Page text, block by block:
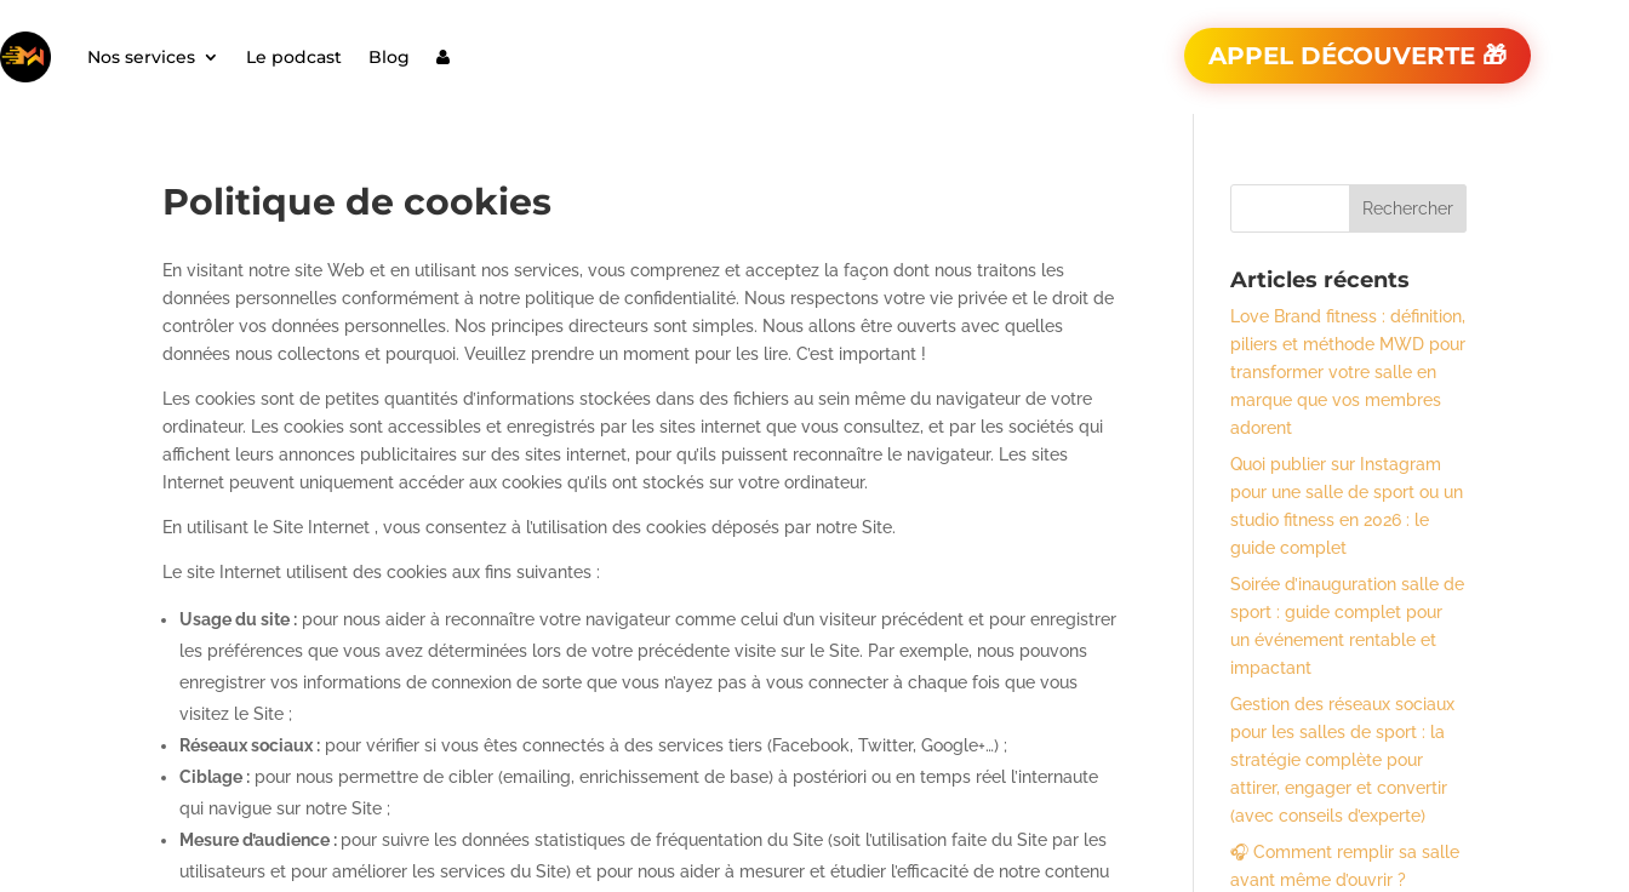
Nos services Le podcast Blog APPEL DÉCOUVERTE 🎁
Politique de cookies
En visitant notre site Web et en utilisant nos services, vous comprenez et acceptez la façon dont nous traitons les
données personnelles conformément à notre politique de confidentialité. Nous respectons votre vie privée et le droit de
contrôler vos données personnelles. Nos principes directeurs sont simples. Nous allons être ouverts avec quelles
données nous collectons et pourquoi. Veuillez prendre un moment pour les lire. C’est important !
Les cookies sont de petites quantités d’informations stockées dans des fichiers au sein même du navigateur de votre
ordinateur. Les cookies sont accessibles et enregistrés par les sites internet que vous consultez, et par les sociétés qui
affichent leurs annonces publicitaires sur des sites internet, pour qu’ils puissent reconnaître le navigateur. Les sites
Internet peuvent uniquement accéder aux cookies qu’ils ont stockés sur votre ordinateur.
En utilisant le Site Internet , vous consentez à l’utilisation des cookies déposés par notre Site.
Le site Internet utilisent des cookies aux fins suivantes :
Usage du site : pour nous aider à reconnaître votre navigateur comme celui d’un visiteur précédent et pour enregistrer
les préférences que vous avez déterminées lors de votre précédente visite sur le Site. Par exemple, nous pouvons
enregistrer vos informations de connexion de sorte que vous n’ayez pas à vous connecter à chaque fois que vous
visitez le Site ;
Réseaux sociaux : pour vérifier si vous êtes connectés à des services tiers (Facebook, Twitter, Google+…) ;
Ciblage : pour nous permettre de cibler (emailing, enrichissement de base) à postériori ou en temps réel l’internaute
qui navigue sur notre Site ;
Mesure d’audience : pour suivre les données statistiques de fréquentation du Site (soit l’utilisation faite du Site par les
utilisateurs et pour améliorer les services du Site) et pour nous aider à mesurer et étudier l’efficacité de notre contenu
Articles récents
Love Brand fitness : définition,
piliers et méthode MWD pour
transformer votre salle en
marque que vos membres
adorent
Quoi publier sur Instagram
pour une salle de sport ou un
studio fitness en 2026 : le
guide complet
Soirée d’inauguration salle de
sport : guide complet pour
un événement rentable et
impactant
Gestion des réseaux sociaux
pour les salles de sport : la
stratégie complète pour
attirer, engager et convertir
(avec conseils d’experte)
🎧 Comment remplir sa salle
avant même d’ouvrir ?